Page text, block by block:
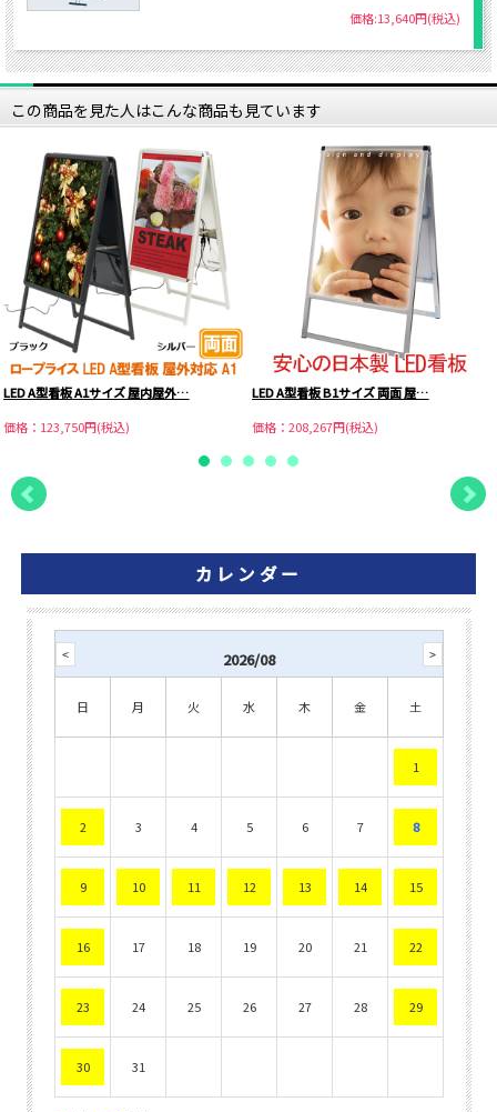
価格:13,640円(税込)
この商品を見た人はこんな商品も見ています
LED A型看板 A1サイズ 屋内屋外…
価格：123,750円(税込)
LED A型看板 B1サイズ 両面 屋…
価格：208,267円(税込)
カレンダー